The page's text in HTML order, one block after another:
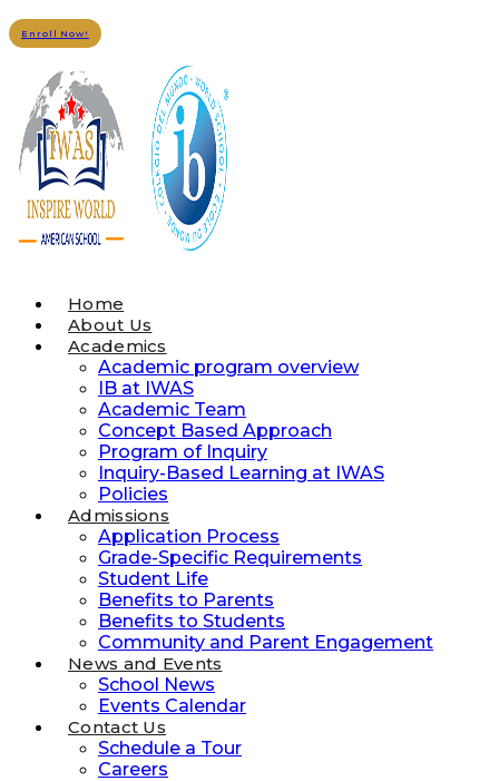
Enroll Now!
Home
About Us
Academics
Academic program overview
IB at IWAS
Academic Team
Concept Based Approach
Program of Inquiry
Inquiry-Based Learning at IWAS
Policies
Admissions
Application Process
Grade-Specific Requirements
Student Life
Benefits to Parents
Benefits to Students
Community and Parent Engagement
News and Events
School News
Events Calendar
Contact Us
Schedule a Tour
Careers